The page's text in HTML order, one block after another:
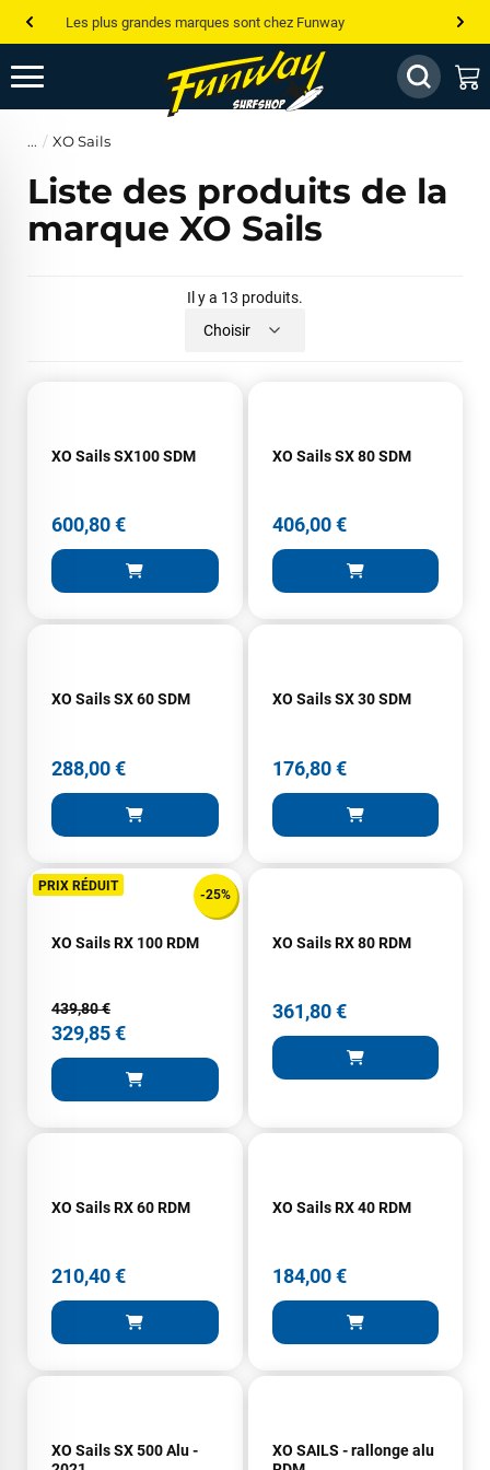
Les plus grandes marques sont chez Funway
Jusqu’à -75% de remise sur le windsurf, wingfoil, etc...
💰 Meilleur prix garanti — Moins cher ailleurs ? On s’aligne !
XO Sails
Liste des produits de la
marque XO Sails
Il y a 13 produits.
Choisir
XO Sails SX100 SDM
600,80 €
XO Sails SX 80 SDM
406,00 €
XO Sails SX 60 SDM
288,00 €
XO Sails SX 30 SDM
176,80 €
PRIX RÉDUIT
-25%
XO Sails RX 100 RDM
439,80 €
329,85 €
XO Sails RX 80 RDM
361,80 €
XO Sails RX 60 RDM
210,40 €
XO Sails RX 40 RDM
184,00 €
XO Sails SX 500 Alu -
XO SAILS - rallonge alu